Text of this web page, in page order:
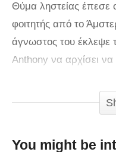
Θύμα ληστείας έπεσε
φοιτητής από το
άγνωστος του έκλεψε
Anthony να αρχίσει
αποφάσισε να αφήσει
ένα άλλο κινητό και
κατασκοπεύει και
You might be